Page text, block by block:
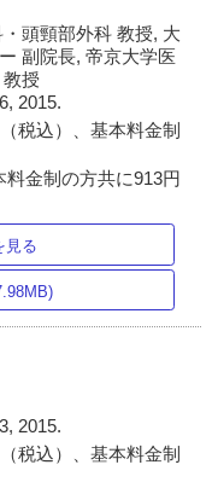
頭頸部外科 教授, 大
副院長, 帝京大学医
授
2015.
税込）、基本料金制
金制の方共に913円
見る
2015.
税込）、基本料金制